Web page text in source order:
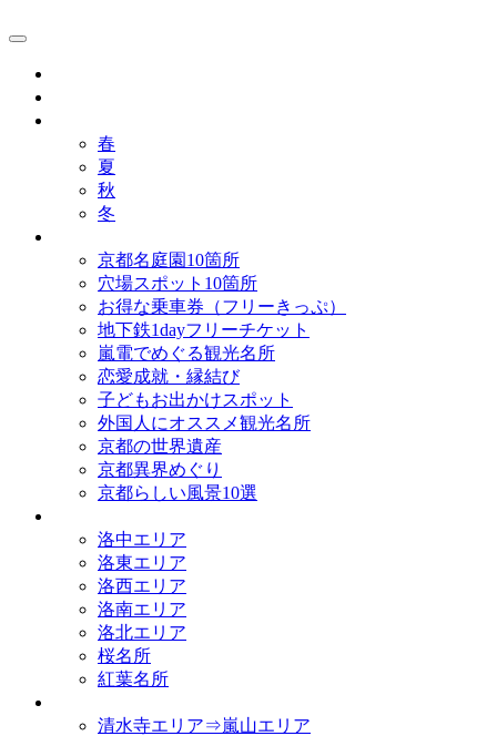
春
夏
秋
冬
京都名庭園10箇所
穴場スポット10箇所
お得な乗車券（フリーきっぷ）
地下鉄1dayフリーチケット
嵐電でめぐる観光名所
恋愛成就・縁結び
子どもお出かけスポット
外国人にオススメ観光名所
京都の世界遺産
京都異界めぐり
京都らしい風景10選
洛中エリア
洛東エリア
洛西エリア
洛南エリア
洛北エリア
桜名所
紅葉名所
清水寺エリア⇒嵐山エリア